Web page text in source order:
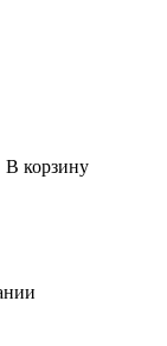
В корзину